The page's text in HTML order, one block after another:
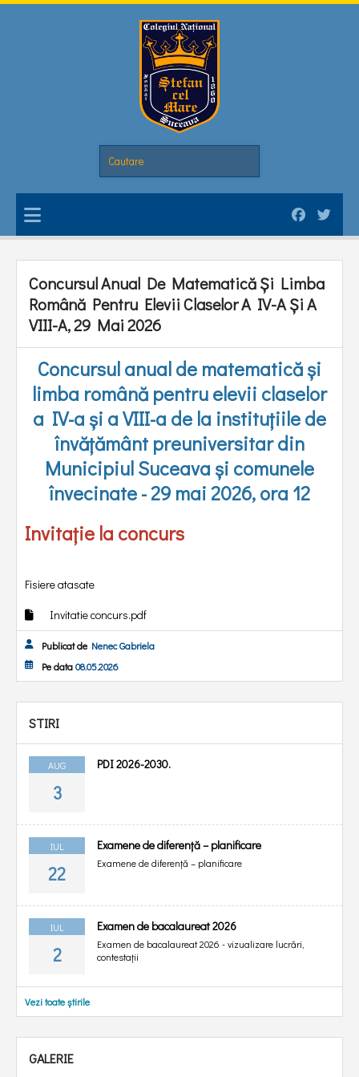
Concursul Anual De Matematică Şi Limba
Română Pentru Elevii Claselor A IV-A Şi A
VIII-A, 29 Mai 2026
Concursul anual de matematică şi
limba română pentru elevii claselor
a IV-a şi a VIII-a de la instituţiile de
învăţământ preuniversitar din
Municipiul Suceava şi comunele
învecinate -29 mai 2026, ora 12
Invitație la concurs
Fisiere atasate
Invitatie concurs.pdf
Publicat de Nenec Gabriela
Pe data08.05.2026
STIRI
AUG
3
PDI 2026-2030.
IUL
22
Examene de diferență – planificare
Examene de diferență – planificare
IUL
2
Examen de bacalaureat 2026
Examen de bacalaureat 2026 - vizualizare lucrări,
contestații
Vezi toate știrile
GALERIE